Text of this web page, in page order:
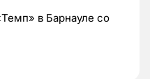
в Барнауле со